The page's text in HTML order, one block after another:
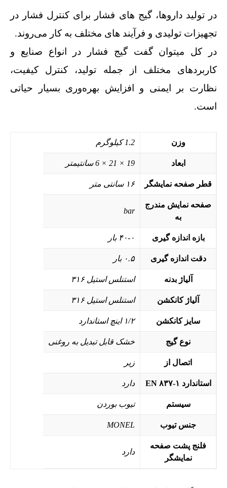
در تولید داروها، گیج‌ های فشار برای کنترل فشار در
تجهیزات تولیدی و فرآیند های مختلف به کار می‌روند.
در کل میتوان گفت گیج فشار در انواع صنایع و
کاربردهای مختلف از جمله تولید، کنترل کیفیت،
نظارت بر ایمنی و افزایش بهره‌وری بسیار حیاتی
است.
وزن 1.2 کیلوگرم
ابعاد 19 × 21 × 6 سانتیمتر
قطر صفحه نمایشگر ۱۶ سانتی متر
صفحه نمایش مندرج
به
bar
بازه اندازه گیری ۴۰-۰ بار
دقت اندازه گیری ۰.۵ بار
آلیاژ بدنه استنلس استیل ۳۱۶
آلیاژ کانکشن استنلس استیل ۳۱۶
سایز کانکشن ۱/۲ اینچ استاندارد
نوع گیج خشک قابل تبدیل به روغنی
اتصال از زیر
استاندارد EN ۸۳۷-۱ دارد
سیستم تیوب بوردن
جنس تیوب MONEL
فلنج پشت صفحه
نمایشگر
دارد